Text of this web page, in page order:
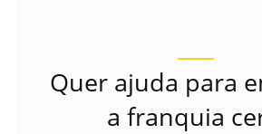
Quer ajuda para
a franquia